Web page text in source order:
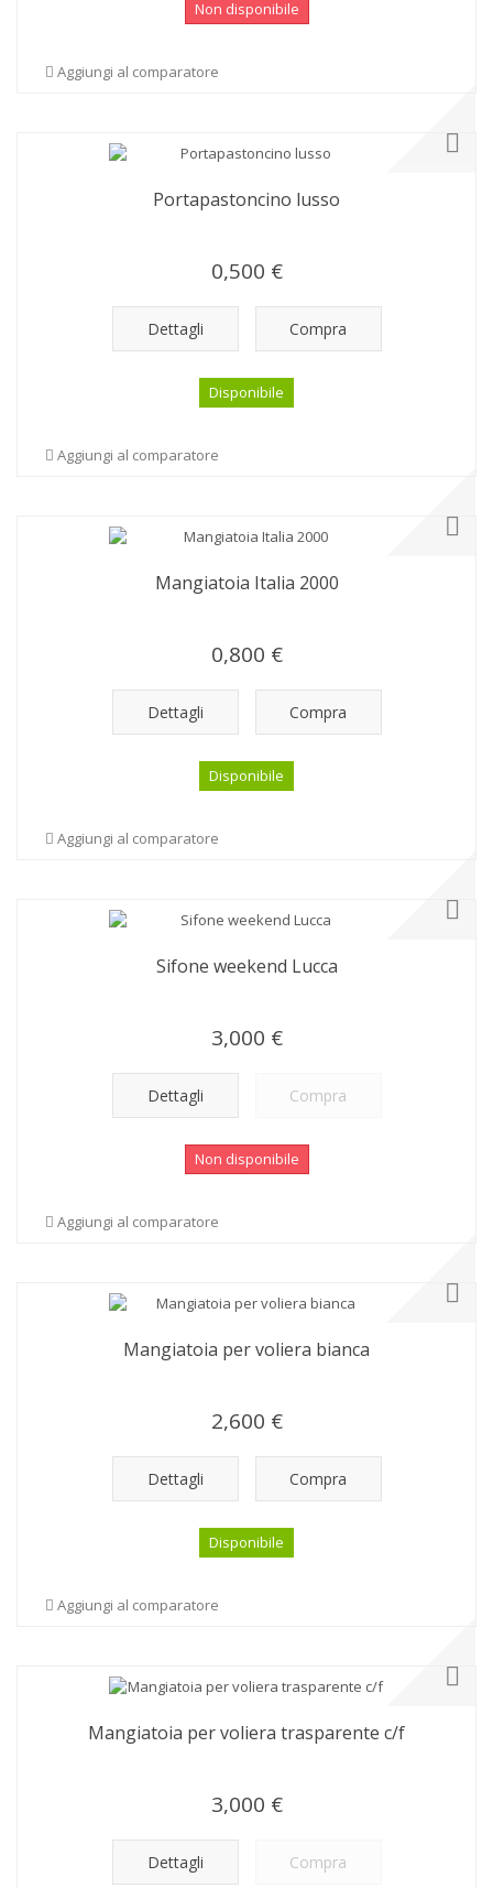
Non disponibile
Aggiungi al comparatore
Portapastoncino lusso
0,500 €
Dettagli Compra
Disponibile
Aggiungi al comparatore
Mangiatoia Italia 2000
0,800 €
Dettagli Compra
Disponibile
Aggiungi al comparatore
Sifone weekend Lucca
3,000 €
Dettagli Compra
Non disponibile
Aggiungi al comparatore
Mangiatoia per voliera bianca
2,600 €
Dettagli Compra
Disponibile
Aggiungi al comparatore
Mangiatoia per voliera trasparente c/f
3,000 €
Dettagli Compra